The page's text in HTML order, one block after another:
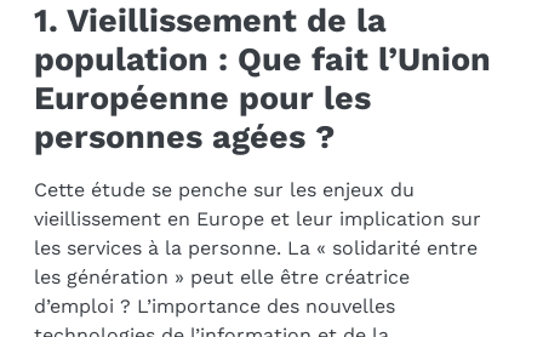
1. Vieillissement de la
population : Que fait l’Union
Européenne pour les
personnes agées ?
Cette étude se penche sur les enjeux du
vieillissement en Europe et leur implication sur
les services à la personne. La « solidarité entre
les génération » peut elle être créatrice
d’emploi ? L’importance des nouvelles